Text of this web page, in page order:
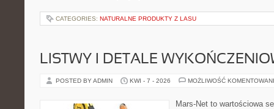
CATEGORIES: NATURALNE PRODUKTY Z LASU
LISTWY I DETALE
POSTED BY ADMIN KWI - 7 - 2026 MOŻLIWOŚĆ
Mars-Net to wartościowa